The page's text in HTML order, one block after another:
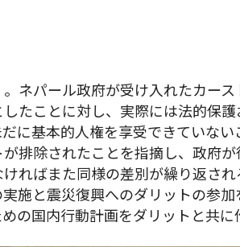
ネパール政府が受け入れたカー
たことに対し、実際には法的保
に基本的人権を享受できていない
排除されたことを指摘し、政府
ればまた同様の差別が繰り返さ
施と震災復興へのダリットの参
の国内行動計画をダリットと共に